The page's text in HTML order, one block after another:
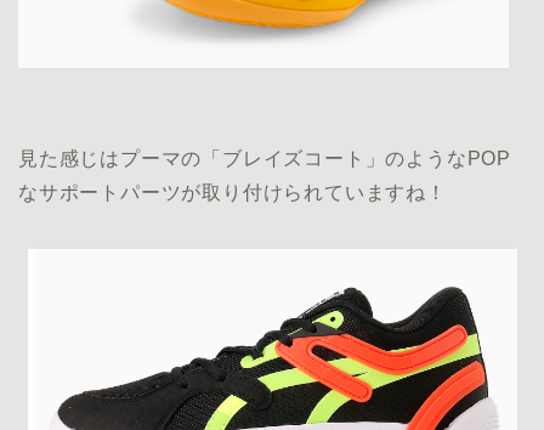
見た感じはプーマの「ブレイズコート」のようなPOP
なサポートパーツが取り付けられていますね！